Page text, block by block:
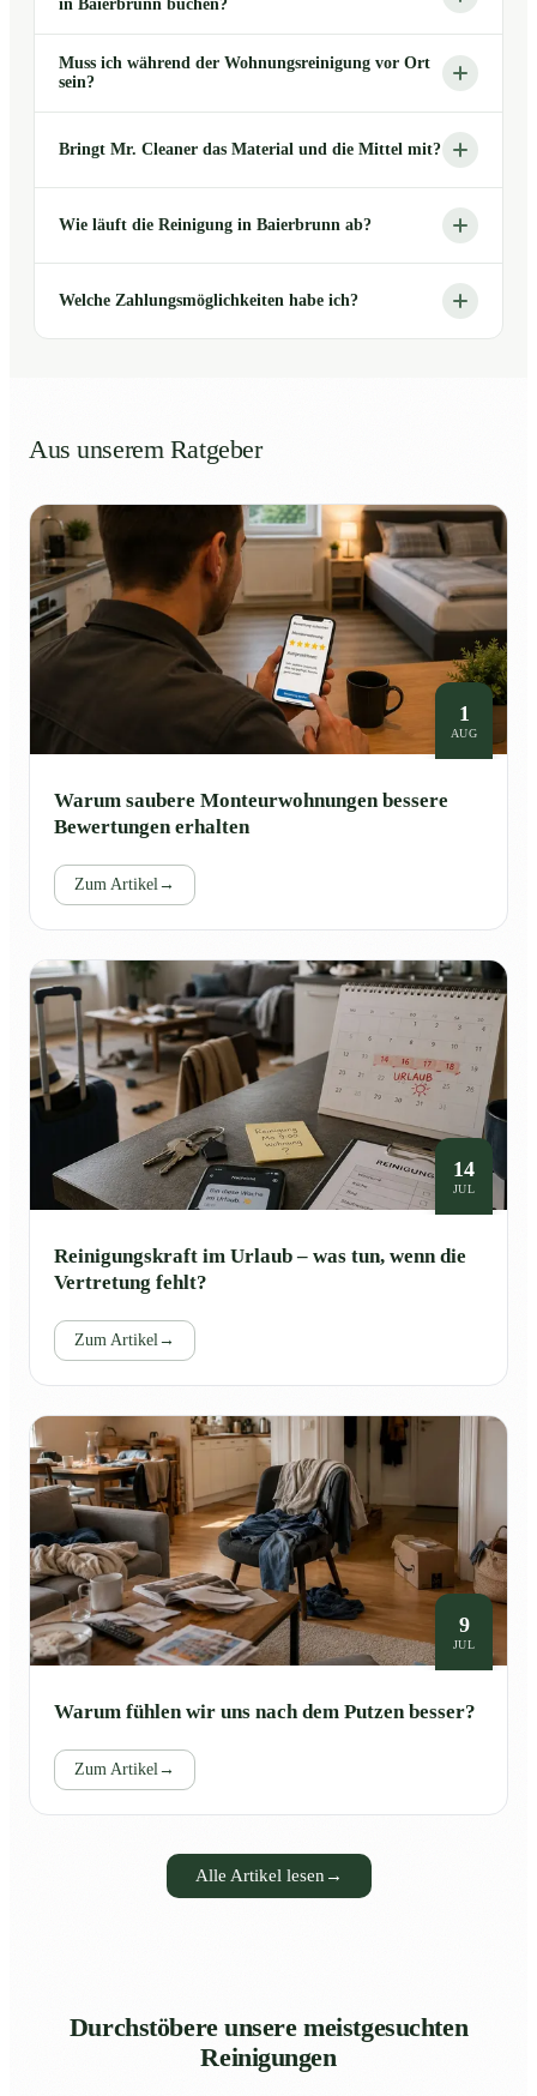
in Baierbrunn buchen?
Muss ich während der Wohnungsreinigung vor Ort
sein?
Bringt Mr. Cleaner das Material und die Mittel mit?
Wie läuft die Reinigung in Baierbrunn ab?
Welche Zahlungsmöglichkeiten habe ich?
Aus unserem Ratgeber
1
AUG
Warum saubere Monteurwohnungen bessere
Bewertungen erhalten
Zum Artikel→
14
JUL
Reinigungskraft im Urlaub – was tun, wenn die
Vertretung fehlt?
Zum Artikel→
9
JUL
Warum fühlen wir uns nach dem Putzen besser?
Zum Artikel→
Alle Artikel lesen →
Durchstöbere unsere meistgesuchten
Reinigungen